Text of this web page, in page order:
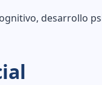
desarrollo